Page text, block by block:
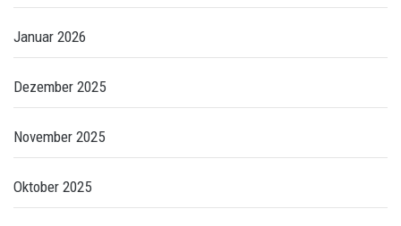
Januar 2026
Dezember 2025
November 2025
Oktober 2025